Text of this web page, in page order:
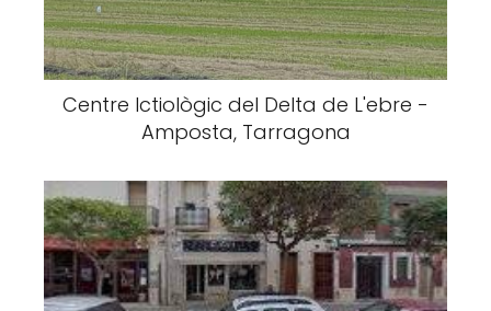
Centre Ictiològic del Delta de L'ebre -
Amposta, Tarragona